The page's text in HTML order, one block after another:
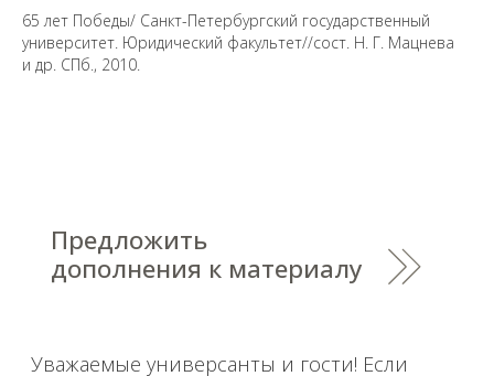
65 лет Победы/ Санкт-Петербургский государственный
университет. Юридический факультет//сост. Н. Г. Мацнева
и др. СПб., 2010.
На данном информационном ресурсе могут быть
опубликованы архивные материалы с упоминанием
физических и юридических лиц, включенных
Министерством юстиции Российской Федерации в реестр